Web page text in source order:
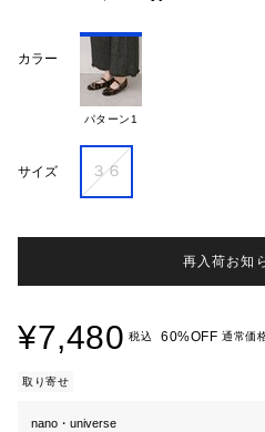
カラー
パターン1
サイズ ３６
再入荷お知
¥7,480 税込 60%OFF 通常価
取り寄せ
nano・universe